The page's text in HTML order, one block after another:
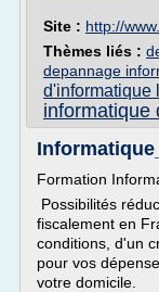
Site : http://
Thèmes liés :
depannage
d'informatique
informatique
Formation
Possibilités
fiscalement en
conditions, d'un
pour vos
votre domicile.